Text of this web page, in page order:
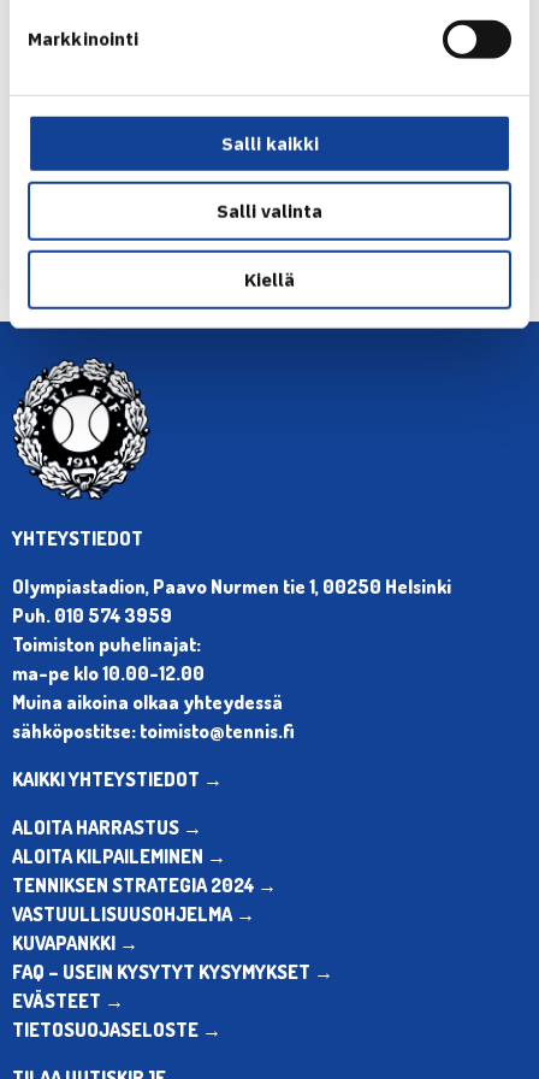
Markkinointi
Salli kaikki
Salli valinta
Kiellä
OSTA LIPUT
Jaa:
Seuraava uutinen: Nuorten Sarjatennis
YHTEYSTIEDOT
Olympiastadion, Paavo Nurmen tie 1, 00250 Helsinki
Puh. 010 574 3959
Toimiston puhelinajat:
ma-pe klo 10.00-12.00
Muina aikoina olkaa yhteydessä
sähköpostitse: toimisto@tennis.fi
KAIKKI YHTEYSTIEDOT →
ALOITA HARRASTUS →
ALOITA KILPAILEMINEN →
TENNIKSEN STRATEGIA 2024 →
VASTUULLISUUSOHJELMA →
KUVAPANKKI →
FAQ – USEIN KYSYTYT KYSYMYKSET →
EVÄSTEET →
TIETOSUOJASELOSTE →